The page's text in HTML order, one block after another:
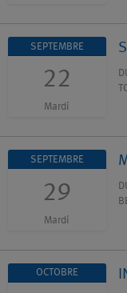
SEPTEMBRE
22
Mardi
SEPTEMBRE
29
Mardi
OCTOBRE